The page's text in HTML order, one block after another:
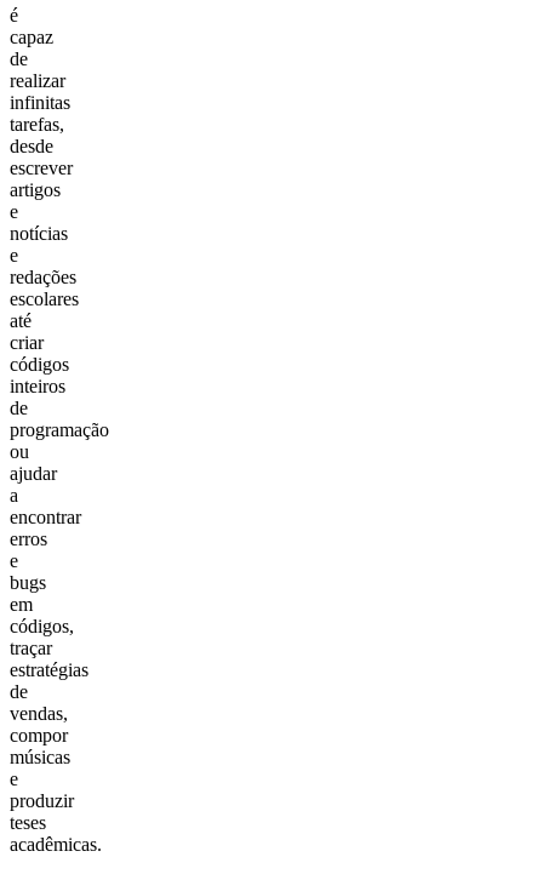
é
capaz
de
realizar
infinitas
tarefas,
desde
escrever
artigos
e
notícias
e
redações
escolares
até
criar
códigos
inteiros
de
programação
ou
ajudar
a
encontrar
erros
e
bugs
em
códigos,
traçar
estratégias
de
vendas,
compor
músicas
e
produzir
teses
acadêmicas.